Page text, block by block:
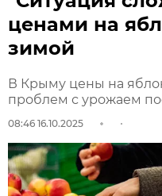
ценами на
зимой
В Крыму цены на
проблем с урожаем
08:46 16.10.2025